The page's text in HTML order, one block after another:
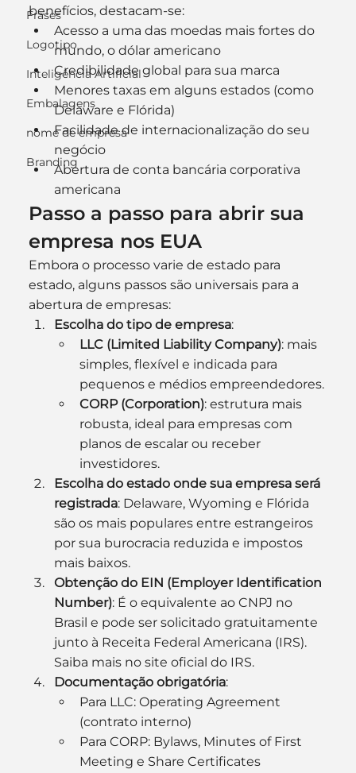
Frases
Logotipo
Inteligência Artificial
Embalagens
nome de empresa
Branding
benefícios, destacam-se:
Acesso a uma das moedas mais fortes do
mundo, o dólar americano
Credibilidade global para sua marca
Menores taxas em alguns estados (como
Delaware e Flórida)
Facilidade de internacionalização do seu
negócio
Abertura de conta bancária corporativa
americana
Passo a passo para abrir sua
empresa nos EUA
Embora o processo varie de estado para
estado, alguns passos são universais para a
abertura de empresas:
Escolha do tipo de empresa:
LLC (Limited Liability Company): mais
simples, flexível e indicada para
pequenos e médios empreendedores.
CORP (Corporation): estrutura mais
robusta, ideal para empresas com
planos de escalar ou receber
investidores.
Escolha do estado onde sua empresa será
registrada: Delaware, Wyoming e Flórida
são os mais populares entre estrangeiros
por sua burocracia reduzida e impostos
mais baixos.
Obtenção do EIN (Employer Identification
Number): É o equivalente ao CNPJ no
Brasil e pode ser solicitado gratuitamente
junto à Receita Federal Americana (IRS).
Saiba mais no site oficial do IRS.
Documentação obrigatória:
Para LLC: Operating Agreement
(contrato interno)
Para CORP: Bylaws, Minutes of First
Meeting e Share Certificates